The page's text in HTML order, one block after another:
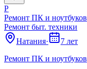
Р
Ремонт ПК и ноутбуков
Ремонт быт. техники
Натания·
7 лет
Ремонт ПК и ноутбуков